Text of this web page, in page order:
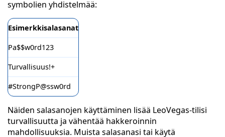
symbolien yhdistelmää:
Esimerkkisalasanat
Pa$$w0rd123
Turvallisuus!+
#StrongP@ssw0rd
Näiden salasanojen käyttäminen lisää LeoVegas-tilisi
turvallisuutta ja vähentää hakkeroinnin
mahdollisuuksia. Muista salasanasi tai käytä